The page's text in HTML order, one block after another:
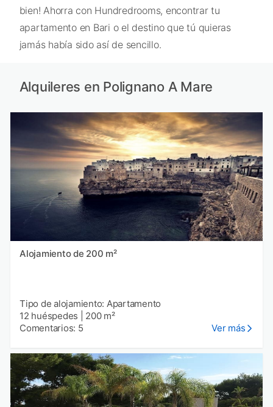
bien! Ahorra con Hundredrooms, encontrar tu
apartamento en Bari o el destino que tú quieras
jamás había sido así de sencillo.
Alquileres en Polignano A Mare
Alojamiento de 200 m²
Tipo de alojamiento: Apartamento
12 huéspedes
200 m²
Comentarios: 5
Ver más